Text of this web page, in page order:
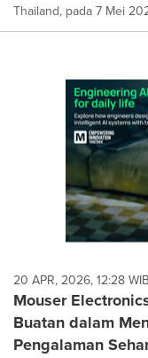
Thailand, pada 7 Mei
20 APR, 2026, 12:28 WIB
Mouser
Buatan dalam
Pengalaman